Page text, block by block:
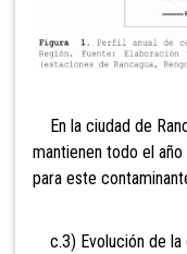
En la ciudad de
mantienen todo el
para este
c.3) Evolución de la